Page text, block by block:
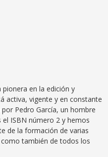
en la edición y
activa, vigente y en constante
Pedro García, un hombre
ISBN número 2 y hemos
de la formación de varias
también de todos los